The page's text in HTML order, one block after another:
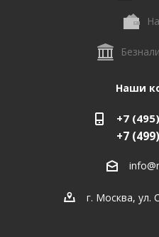
Наши
+7
+7
г. Москва, ул.